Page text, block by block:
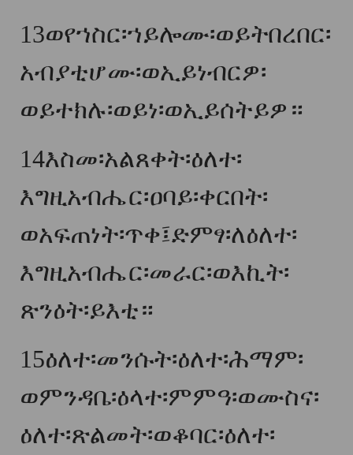
13ወየኀስር፡ኀይሎሙ፡ወይትበረበር፡
አብያቲሆሙ፡ወኢይነብርዎ፡
ወይተክሉ፡ወይነ፡ወኢይሰትይዎ።
14እስመ፡አልጸቀት፡ዕለተ፡
እግዚአብሔር፡ዐባይ፡ቀርበት፡
ወአፍጠነት፡ጥቀ፤ድምፃ፡ለዕለተ፡
እግዚአብሔር፡መራር፡ወእኪት፡
ጽንዕት፡ይእቲ።
15ዕለተ፡መንሱት፡ዕለተ፡ሕማም፡
ወምንዳቤ፡ዕላተ፡ምምዓ፡ወሙስና፡
ዕለተ፡ጽልመት፡ወቆባር፡ዕለተ፡